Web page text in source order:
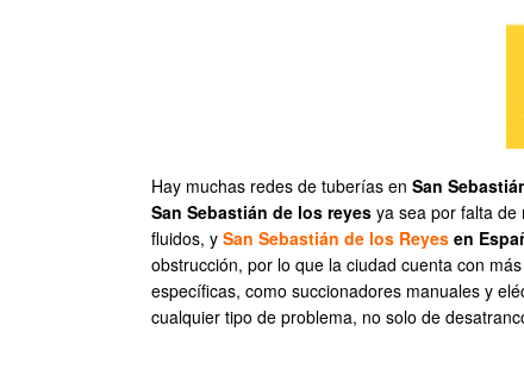
Hay muchas redes de tuberías en San
San Sebastián de los reyes ya sea por falta de
fluidos, y San Sebastián de los Reyes en
obstrucción, por lo que la ciudad cuenta con
específicas, como succionadores manuales y
cualquier tipo de problema, no solo de